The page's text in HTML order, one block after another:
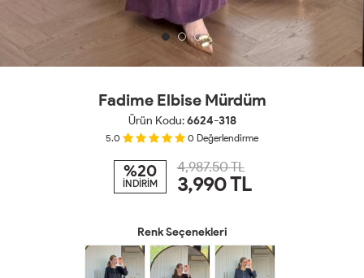
Fadime Elbise Mürdüm
Ürün Kodu:6624-318
5.0 0 Değerlendirme
%20
İNDİRİM
4,987.50 TL
3,990TL
Renk Seçenekleri